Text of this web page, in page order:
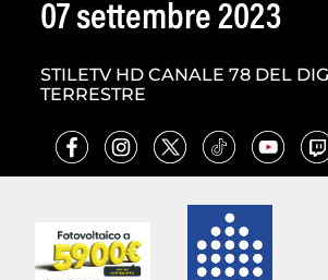
07 settembre 2023
STILETV HD CANALE 78 DEL
TERRESTRE